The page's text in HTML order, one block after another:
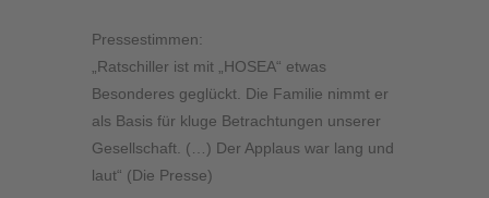
Pressestimmen:
„Ratschiller ist mit „HOSEA“ etwas
Besonderes geglückt. Die Familie nimmt er
als Basis für kluge Betrachtungen unserer
Gesellschaft. (…) Der Applaus war lang und
laut“ (Die Presse)